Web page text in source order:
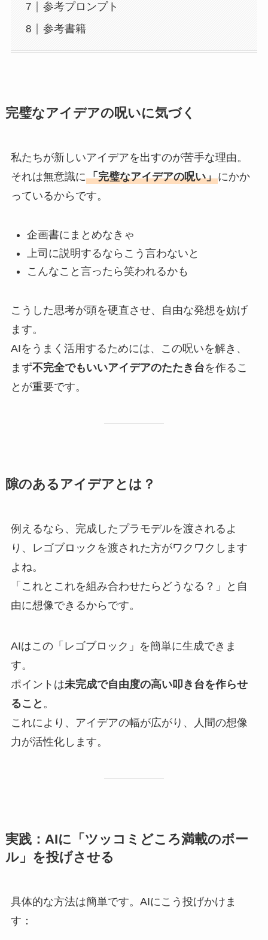
参考プロンプト
参考書籍
完璧なアイデアの呪いに気づく
私たちが新しいアイデアを出すのが苦手な理由。
それは無意識に「完璧なアイデアの呪い」にかか
っているからです。
企画書にまとめなきゃ
上司に説明するならこう言わないと
こんなこと言ったら笑われるかも
こうした思考が頭を硬直させ、自由な発想を妨げ
ます。
AIをうまく活用するためには、この呪いを解き、
まず不完全でもいいアイデアのたたき台を作るこ
とが重要です。
隙のあるアイデアとは？
例えるなら、完成したプラモデルを渡されるよ
り、レゴブロックを渡された方がワクワクします
よね。
「これとこれを組み合わせたらどうなる？」と自
由に想像できるからです。
AIはこの「レゴブロック」を簡単に生成できま
す。
ポイントは未完成で自由度の高い叩き台を作らせ
ること 。
これにより、アイデアの幅が広がり、人間の想像
力が活性化します。
実践：AIに「ツッコミどころ満載のボー
ル」を投げさせる
具体的な方法は簡単です。AIにこう投げかけま
す：